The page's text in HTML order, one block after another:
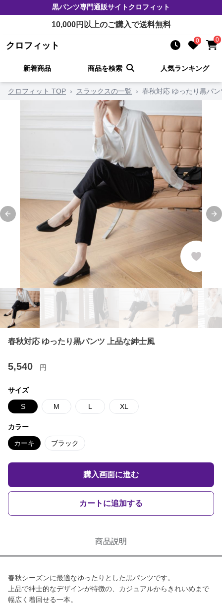
黒パンツ専門通販サイトクロフィット
10,000円以上のご購入で送料無料
クロフィット 0 0
新着商品 商品を検索 人気ランキング
クロフィット TOP › スラックスの一覧 › 春秋対応 ゆったり黒パ
Previous slide
春秋対応 ゆったり黒パンツ 上品な紳士風
5,540 円
サイズ
S M L XL
カラー
カーキ ブラック
購入画面に進む
カートに追加する
商品説明
春秋シーズンに最適なゆったりとした黒パンツです。
上品で紳士的なデザインが特徴の、カジュアルからきれいめまで
幅広く着回せる一本。